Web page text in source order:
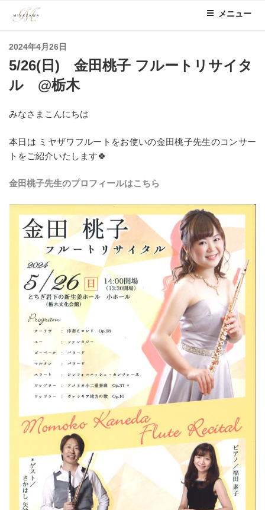
メニュー
投
稿
日:
2024年4月26日
5/26(日) 金田桃子 フルートリサイタ
ル @栃木
みなさまこんにちは
本日は ミヤザワフルートをお使いの金田桃子先生のコンサー
トをご紹介いたします🍀
金田桃子先生のプロフィールはこちら